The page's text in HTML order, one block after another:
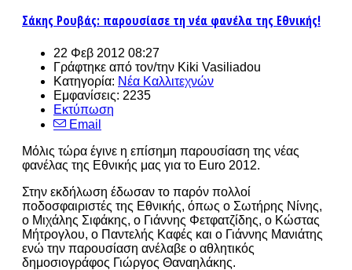
Σάκης Ρουβάς: παρουσίασε τη νέα φανέλα της Εθνικής!
22 Φεβ 2012 08:27
Γράφτηκε από τον/την Kiki Vasiliadou
Κατηγορία: Νέα Καλλιτεχνών
Εμφανίσεις: 2235
Εκτύπωση
Email
Μόλις τώρα έγινε η επίσημη παρουσίαση της νέας
φανέλας της Εθνικής μας για το Euro 2012.
Στην εκδήλωση έδωσαν το παρόν πολλοί
ποδοσφαιριστές της Εθνικής, όπως ο Σωτήρης Νίνης,
ο Μιχάλης Σιφάκης, ο Γιάννης Φετφατζίδης, ο Κώστας
Μήτρογλου, ο Παντελής Καφές και ο Γιάννης Μανιάτης
ενώ την παρουσίαση ανέλαβε ο αθλητικός
δημοσιογράφος Γιώργος Θαναηλάκης.